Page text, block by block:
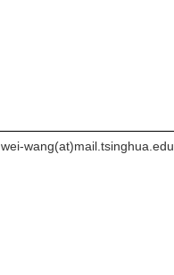
wei-